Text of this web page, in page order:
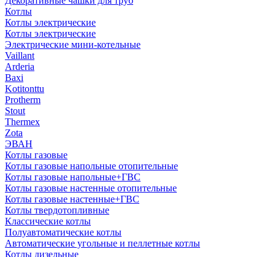
Котлы
Котлы электрические
Котлы электрические
Электрические мини-котельные
Vaillant
Arderia
Baxi
Kotitonttu
Protherm
Stout
Thermex
Zota
ЭВАН
Котлы газовые
Котлы газовые напольные отопительные
Котлы газовые напольные+ГВС
Котлы газовые настенные отопительные
Котлы газовые настенные+ГВС
Котлы твердотопливные
Классические котлы
Полуавтоматические котлы
Автоматические угольные и пеллетные котлы
Котлы дизельные